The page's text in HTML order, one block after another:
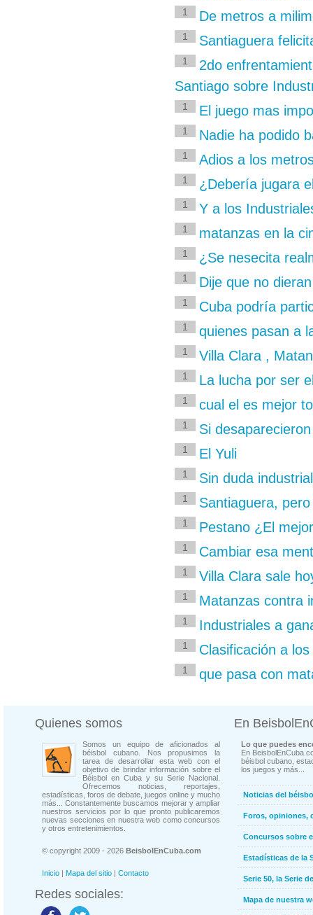
1 De metros a
1 Santiaguera
1
2do
Santiago sobre
1 El juego mas
1 Nadie ha podido
1 Adios a los
1 ¿Debería jugara
1 Y a los
1 matanzas en la
1 ¿Se nesecita
1 Dije que no
1 Cuba podría
1 quienes pasan a
1 Villa Clara ,
1 La lucha por ser
1 cual el es mejor
1 Si
1 El Yuli
1 Sin duda
1 Santiaguera,
1 Pestano ¿El
1 Cambiar esa
1 Villa Clara sale
1 Matanzas contra
1 Industriales a
1 Clasificación a
1 que pasa con
Quienes somos
Somos un equipo de aficionados al
béisbol cubano. Nos propusimos la
tarea de desarrollar esta web con el
objetivo de brindar información sobre el
Béisbol en Cuba y su Serie Nacional.
Ofrecemos noticias, reportajes,
estadísticas, foros de debate, juegos online y mucho
más... Constantemente buscamos mejorar y ampliar
nuestros servicios por lo que pronto publicaremos
nuevas secciones en nuestra web como concursos
y otros entretenimientos.
© copyright 2009 - 2026 BeisbolEnCuba.com
Inicio | Mapa del sitio | Contacto
Redes sociales:
En
Lo que puedes
En
béisbol cubano,
los juegos y más...
Noticias del
Foros, opiniones,
Concursos sobre
Estadísticas de la
Serie 50, la Serie
Mapa de nuestra